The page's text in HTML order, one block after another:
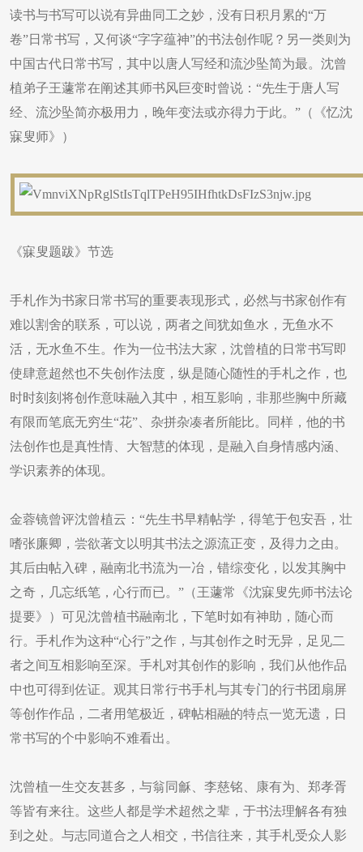
读书与书写可以说有异曲同工之妙，没有日积月累的“万
卷”日常书写，又何谈“字字蕴神”的书法创作呢？另一类则为
中国古代日常书写，其中以唐人写经和流沙坠简为最。沈曾
植弟子王蘧常在阐述其师书风巨变时曾说：“先生于唐人写
经、流沙坠简亦极用力，晚年变法或亦得力于此。”（《忆沈
寐叟师》）
《寐叟题跋》节选
手札作为书家日常书写的重要表现形式，必然与书家创作有
难以割舍的联系，可以说，两者之间犹如鱼水，无鱼水不
活，无水鱼不生。作为一位书法大家，沈曾植的日常书写即
使肆意超然也不失创作法度，纵是随心随性的手札之作，也
时时刻刻将创作意味融入其中，相互影响，非那些胸中所藏
有限而笔底无穷生“花”、杂拼杂凑者所能比。同样，他的书
法创作也是真性情、大智慧的体现，是融入自身情感内涵、
学识素养的体现。
金蓉镜曾评沈曾植云：“先生书早精帖学，得笔于包安吾，壮
嗜张廉卿，尝欲著文以明其书法之源流正变，及得力之由。
其后由帖入碑，融南北书流为一冶，错综变化，以发其胸中
之奇，几忘纸笔，心行而已。”（王蘧常《沈寐叟先师书法论
提要》）可见沈曾植书融南北，下笔时如有神助，随心而
行。手札作为这种“心行”之作，与其创作之时无异，足见二
者之间互相影响至深。手札对其创作的影响，我们从他作品
中也可得到佐证。观其日常行书手札与其专门的行书团扇屏
等创作作品，二者用笔极近，碑帖相融的特点一览无遗，日
常书写的个中影响不难看出。
沈曾植一生交友甚多，与翁同龢、李慈铭、康有为、郑孝胥
等皆有来往。这些人都是学术超然之辈，于书法理解各有独
到之处。与志同道合之人相交，书信往来，其手札受众人影